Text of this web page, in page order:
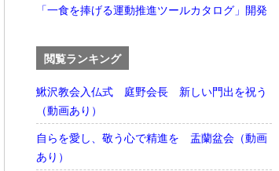
「一食を捧げる運動推進ツールカタログ」開発
閲覧ランキング
鰍沢教会入仏式 庭野会長 新しい門出を祝う
（動画あり）
自らを愛し、敬う心で精進を 盂蘭盆会（動画
あり）